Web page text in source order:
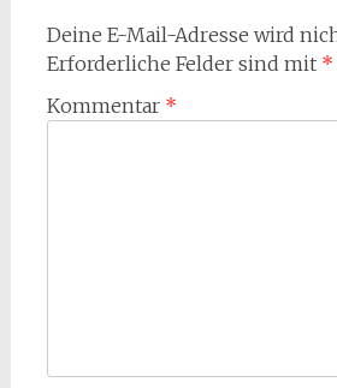
Deine E-Mail-Adresse wird
Erforderliche Felder sind mit *
Kommentar *